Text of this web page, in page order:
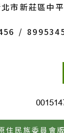
市新莊區中
/
民族委員會